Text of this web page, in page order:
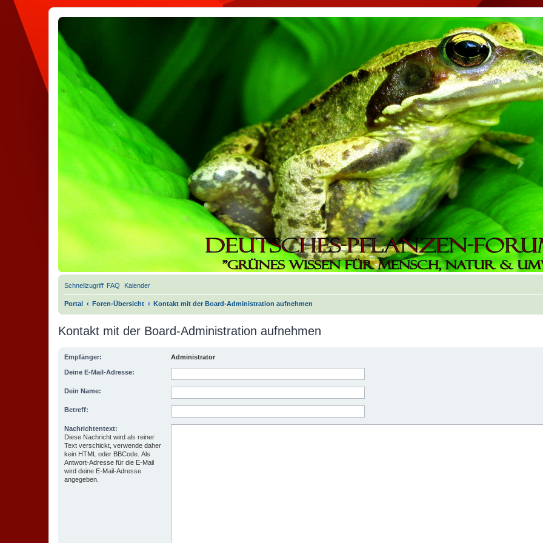
Schnellzugriff FAQ Kalender
Portal Foren-Übersicht Kontakt mit der Board-Administration aufnehmen
Kontakt mit der Board-Administration aufnehmen
Empfänger: Administrator
Deine E-Mail-Adresse:
Dein Name:
Betreff:
Nachrichtentext:
Diese Nachricht wird als reiner
Text verschickt, verwende daher
kein HTML oder BBCode. Als
Antwort-Adresse für die E-Mail
wird deine E-Mail-Adresse
angegeben.